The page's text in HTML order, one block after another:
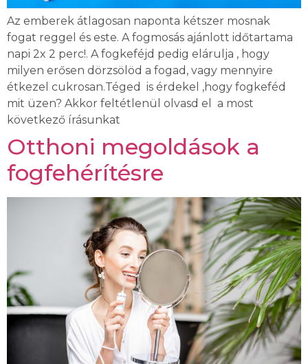
Az emberek átlagosan naponta kétszer mosnak
fogat reggel és este. A fogmosás ajánlott időtartama
napi 2x 2 perc!. A fogkeféjd pedig elárulja , hogy
milyen erősen dörzsölöd a fogad, vagy mennyire
étkezel cukrosan.Téged is érdekel ,hogy fogkeféd
mit üzen? Akkor feltétlenül olvasd el a most
következő írásunkat
Otthoni megoldások a
fogfehérítésre